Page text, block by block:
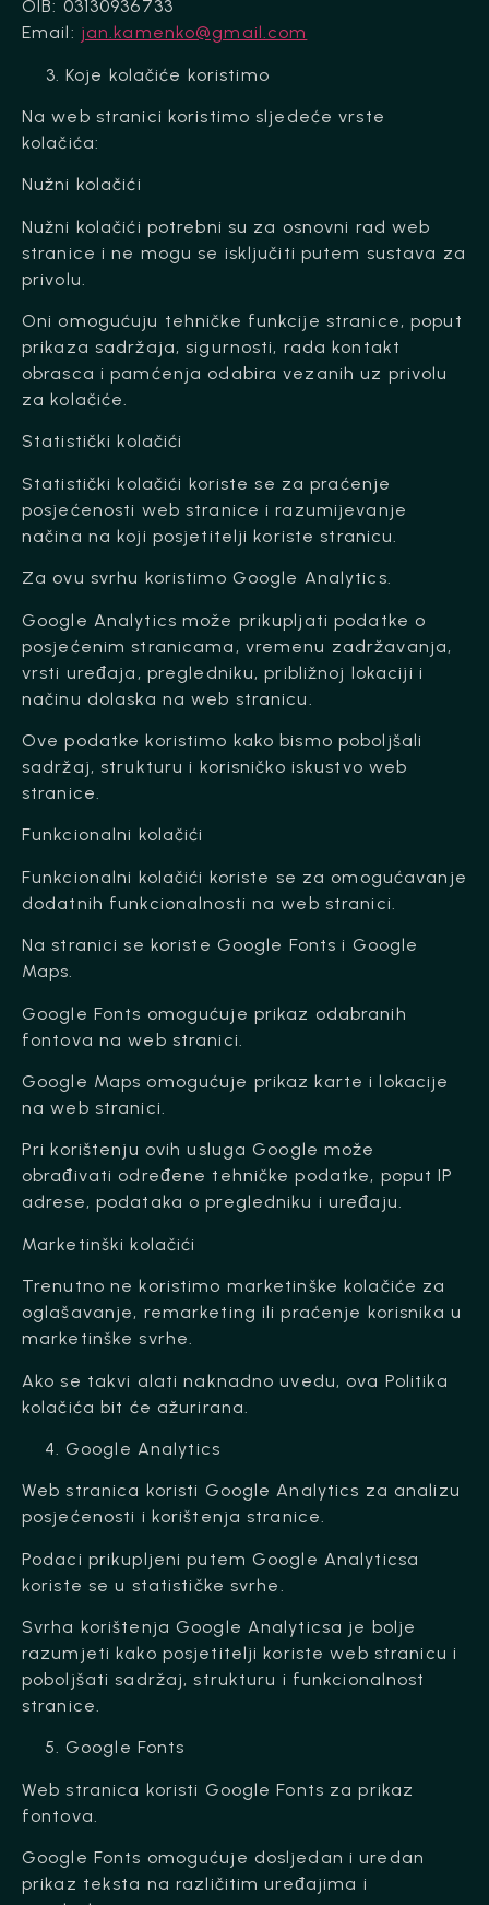
OIB: 03130936733
Email: jan.kamenko@gmail.com
Koje kolačiće koristimo
Na web stranici koristimo sljedeće vrste
kolačića:
Nužni kolačići
Nužni kolačići potrebni su za osnovni rad web
stranice i ne mogu se isključiti putem sustava za
privolu.
Oni omogućuju tehničke funkcije stranice, poput
prikaza sadržaja, sigurnosti, rada kontakt
obrasca i pamćenja odabira vezanih uz privolu
za kolačiće.
Statistički kolačići
Statistički kolačići koriste se za praćenje
posjećenosti web stranice i razumijevanje
načina na koji posjetitelji koriste stranicu.
Za ovu svrhu koristimo Google Analytics.
Google Analytics može prikupljati podatke o
posjećenim stranicama, vremenu zadržavanja,
vrsti uređaja, pregledniku, približnoj lokaciji i
načinu dolaska na web stranicu.
Ove podatke koristimo kako bismo poboljšali
sadržaj, strukturu i korisničko iskustvo web
stranice.
Funkcionalni kolačići
Funkcionalni kolačići koriste se za omogućavanje
dodatnih funkcionalnosti na web stranici.
Na stranici se koriste Google Fonts i Google
Maps.
Google Fonts omogućuje prikaz odabranih
fontova na web stranici.
Google Maps omogućuje prikaz karte i lokacije
na web stranici.
Pri korištenju ovih usluga Google može
obrađivati određene tehničke podatke, poput IP
adrese, podataka o pregledniku i uređaju.
Marketinški kolačići
Trenutno ne koristimo marketinške kolačiće za
oglašavanje, remarketing ili praćenje korisnika u
marketinške svrhe.
Ako se takvi alati naknadno uvedu, ova Politika
kolačića bit će ažurirana.
Google Analytics
Web stranica koristi Google Analytics za analizu
posjećenosti i korištenja stranice.
Podaci prikupljeni putem Google Analyticsa
koriste se u statističke svrhe.
Svrha korištenja Google Analyticsa je bolje
razumjeti kako posjetitelji koriste web stranicu i
poboljšati sadržaj, strukturu i funkcionalnost
stranice.
Google Fonts
Web stranica koristi Google Fonts za prikaz
fontova.
Google Fonts omogućuje dosljedan i uredan
prikaz teksta na različitim uređajima i